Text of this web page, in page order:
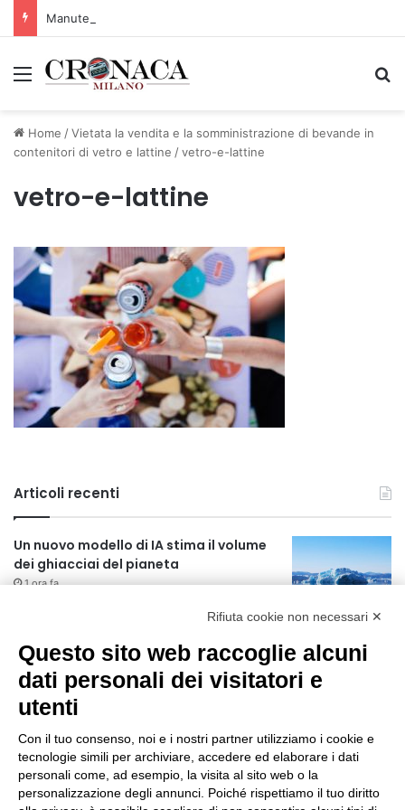
Menu
Home /Vietata la vendita e la somministrazione di bevande in
contenitori di vetro e lattine /vetro-e-lattine
vetro-e-lattine
Articoli recenti
Un nuovo modello di IA stima il volume
dei ghiacciai del pianeta
1 ora fa
Manutenzione strade, nel biennio
2026-27 investiti 56 milioni
19 ore fa
Il codice segreto dei neuroni: la
cervello
20 ore fa
Una guida alimentare per affrontare i
Rifiuta cookie non necessari ✕
Questo sito web raccoglie alcuni
dati personali dei visitatori e
utenti
Con il tuo consenso, noi e i nostri partner utilizziamo i cookie e
tecnologie simili per archiviare, accedere ed elaborare i dati
personali come, ad esempio, la visita al sito web o la
personalizzazione degli annunci. Poiché rispettiamo il tuo diritto